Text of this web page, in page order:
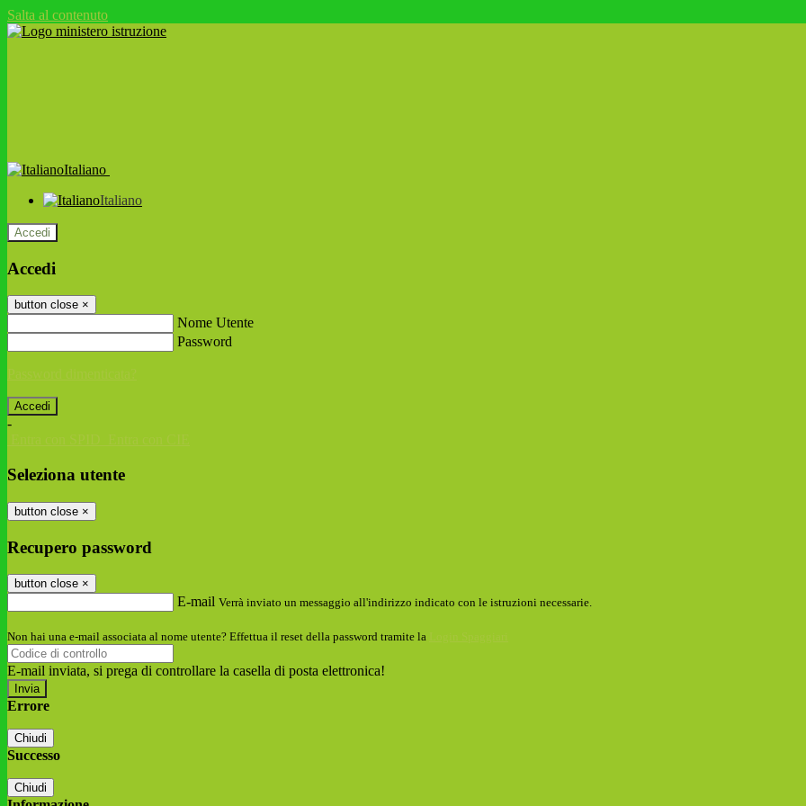
Salta al contenuto
Italiano
Italiano
Accedi
Accedi
button close ×
Nome Utente
Password
-
Seleziona utente
button close ×
Recupero password
button close ×
E-mail Verrà inviato un messaggio all'indirizzo indicato con le istruzioni necessarie.
Non hai una e-mail associata al nome utente? Effettua il reset della password tramite la
E-mail inviata, si prega di controllare la casella di posta elettronica!
Errore
Chiudi
Successo
Chiudi